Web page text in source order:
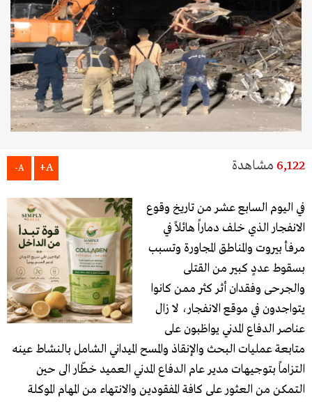
6,122 مشاهدة A+
A-
في اليوم السابع عشر من تاريخ وقوع
الانفجار الذي خلف دماراً هائلاً في
مرفأ بيروت والمناطق المجاورة وتسبب
بسقوط عددٍ كبير من القتلى
والجرحى وفقدان أثر كثر ممن كانوا
يتواجدون في موقع الانفجار، لا زال
عناصر الدفاع المدني يواظبون على
متابعة عمليات البحث والإنقاذ والمسح الميداني الشامل بالنشاط عينه
التزاماً بتوجيهات مدير عام الدفاع المدني العميد خطّار الى حين
التمكن من العثور على كافة المفقودين والانتهاء من المهام الموكلة